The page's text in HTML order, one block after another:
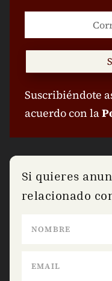
Suscribiéndote
acuerdo con la
Si quieres
relacionado